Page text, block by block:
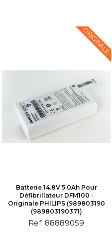
ORIGINALE
Batterie 14.8V 5.0Ah Pour
Défibrillateur DFM100 -
Originale PHILIPS (989803190
(989803190371)
Ref. 88889059